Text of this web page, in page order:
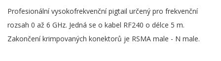
Profesionální vysokofrekvenční pigtail určený pro frekvenční
rozsah 0 až 6 GHz. Jedná se o kabel RF240 o délce 5 m.
Zakončení krimpovaných konektorů je RSMA male - N male.